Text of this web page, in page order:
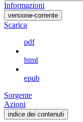
Informazioni
versione-corrente
Scarica
pdf
html
epub
Sorgente
Azioni
indice dei contenuti